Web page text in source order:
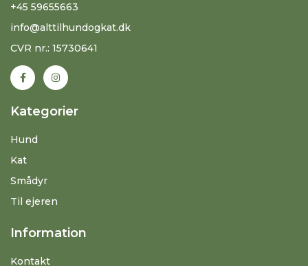
+45 59655663
info@alttilhundogkat.dk
CVR nr.: 15730641
Kategorier
Hund
Kat
Smådyr
Til ejeren
Information
Kontakt